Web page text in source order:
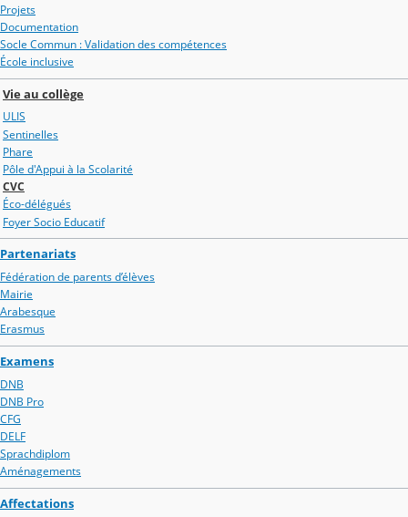
Projets
Documentation
Socle Commun : Validation des compétences
École inclusive
Vie au collège
ULIS
Sentinelles
Phare
Pôle d'Appui à la Scolarité
CVC
Éco-délégués
Foyer Socio Educatif
Partenariats
Fédération de parents d’élèves
Mairie
Arabesque
Erasmus
Examens
DNB
DNB Pro
CFG
DELF
Sprachdiplom
Aménagements
Affectations